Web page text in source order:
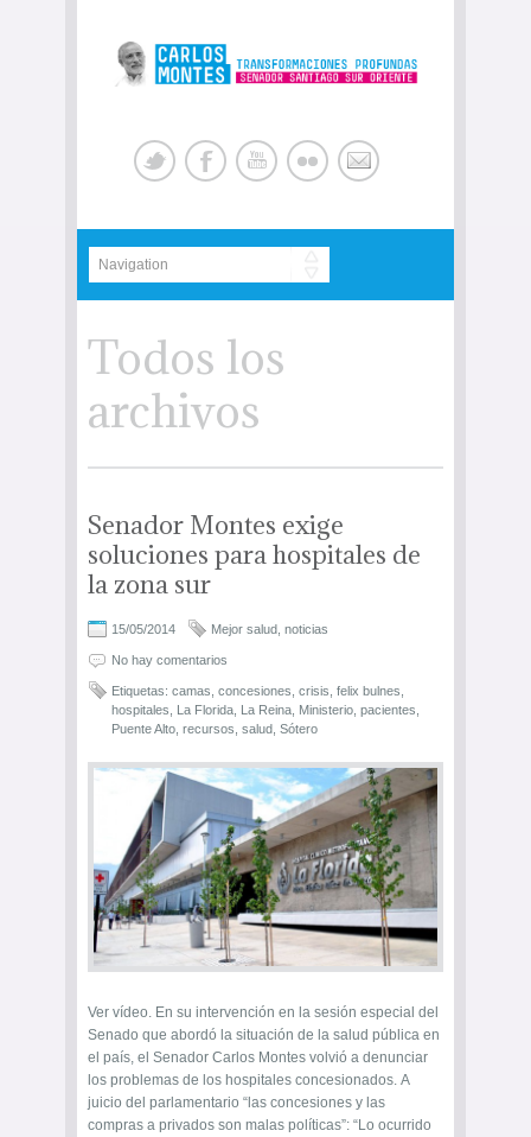
Todos los
archivos
Senador Montes exige
soluciones para hospitales de
la zona sur
15/05/2014 Mejor salud noticias
No hay comentarios
Etiquetas: camas concesiones crisis felix bulnes
hospitales
La Florida La Reina Ministerio pacientes
Puente Alto recursos salud Sótero
Ver vídeo. En su intervención en la sesión especial del
Senado que abordó la situación de la salud pública en
el país, el Senador Carlos Montes volvió a denunciar
los problemas de los hospitales concesionados. A
juicio del parlamentario “las concesiones y las
compras a privados son malas políticas”: “Lo ocurrido